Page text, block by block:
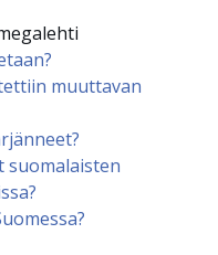
muuttavan
suomalaisten